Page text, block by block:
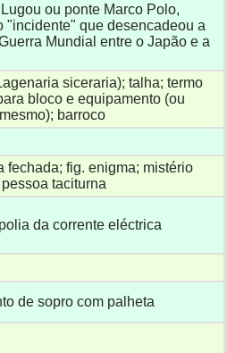
ou ponte Marco Polo,
"incidente" que desencadeou a
Mundial entre o Japão e a
siceraria); talha; termo
bloco e equipamento (ou
barroco
fechada; fig. enigma; mistério
taciturna
da corrente eléctrica
de sopro com palheta